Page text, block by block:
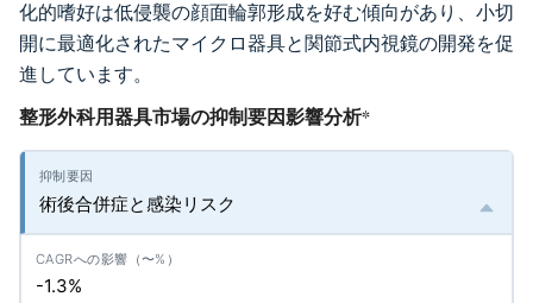
化的嗜好は低侵襲の顔面輪郭形成を好む傾向があり、小切
開に最適化されたマイクロ器具と関節式内視鏡の開発を促
進しています。
整形外科用器具市場の抑制要因影響分析*
術後合併症と感染リスク
-1.3%